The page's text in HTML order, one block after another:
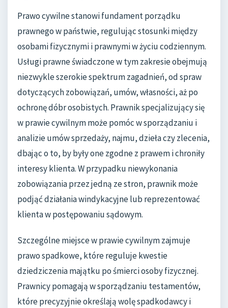
Prawo cywilne stanowi fundament porządku
prawnego w państwie, regulując stosunki między
osobami fizycznymi i prawnymi w życiu codziennym.
Usługi prawne świadczone w tym zakresie obejmują
niezwykle szerokie spektrum zagadnień, od spraw
dotyczących zobowiązań, umów, własności, aż po
ochronę dóbr osobistych. Prawnik specjalizujący się
w prawie cywilnym może pomóc w sporządzaniu i
analizie umów sprzedaży, najmu, dzieła czy zlecenia,
dbając o to, by były one zgodne z prawem i chroniły
interesy klienta. W przypadku niewykonania
zobowiązania przez jedną ze stron, prawnik może
podjąć działania windykacyjne lub reprezentować
klienta w postępowaniu sądowym.
Szczególne miejsce w prawie cywilnym zajmuje
prawo spadkowe, które reguluje kwestie
dziedziczenia majątku po śmierci osoby fizycznej.
Prawnicy pomagają w sporządzaniu testamentów,
które precyzyjnie określają wolę spadkodawcy i